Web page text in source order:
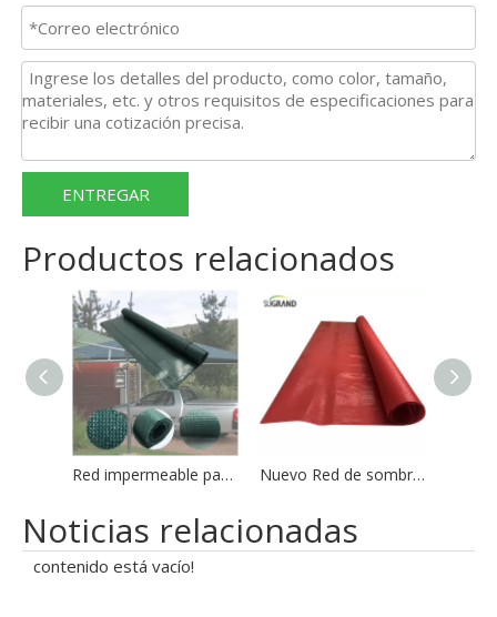
ENTREGAR
Productos relacionados
Red impermeable para protección solar y sombra Nuevo Red de sombra impermeable HＤPE 270GSM para exteriores,
Noticias relacionadas
contenido está vacío!